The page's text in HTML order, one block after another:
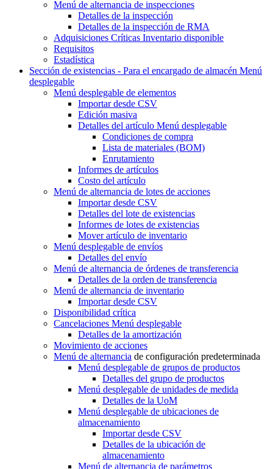
Menú de alternancia de inspecciones
Detalles de la inspección
Detalles de la inspección de RMA
Adquisiciones Críticas Inventario disponible
Requisitos
Estadística
Sección de existencias - Para el encargado de almacén Menú
desplegable
Menú desplegable de elementos
Importar desde CSV
Edición masiva
Detalles del artículo Menú desplegable
Condiciones de compra
Lista de materiales (BOM)
Enrutamiento
Informes de artículos
Costo del artículo
Menú de alternancia de lotes de acciones
Importar desde CSV
Detalles del lote de existencias
Informes de lotes de existencias
Mover artículo de inventario
Menú desplegable de envíos
Detalles del envío
Menú de alternancia de órdenes de transferencia
Detalles de la orden de transferencia
Menú de alternancia de inventario
Importar desde CSV
Disponibilidad crítica
Cancelaciones Menú desplegable
Detalles de la amortización
Movimiento de acciones
Menú de alternancia de configuración predeterminada
Menú desplegable de grupos de productos
Detalles del grupo de productos
Menú desplegable de unidades de medida
Detalles de la UoM
Menú desplegable de ubicaciones de
almacenamiento
Importar desde CSV
Detalles de la ubicación de
almacenamiento
Menú de alternancia de parámetros